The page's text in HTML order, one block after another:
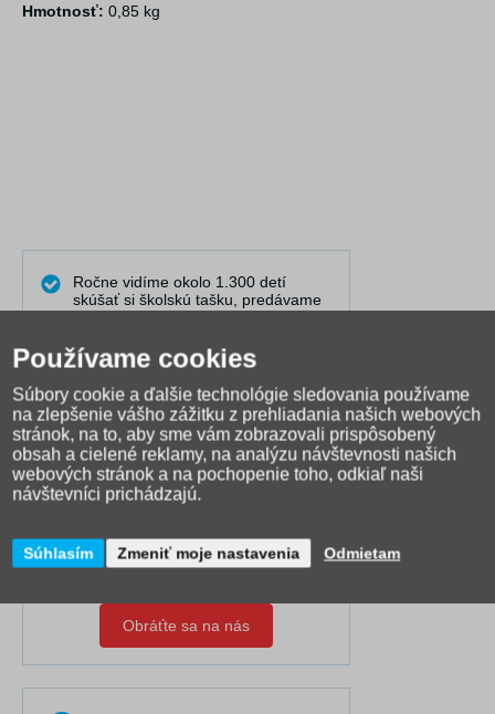
Hmotnosť: 0,85 kg
Ročne vidíme okolo 1.300 detí
skúšať si školskú tašku, predávame
Vďaka tomu VIEME, ako a komu
ktorá taška sedí na chrbte najlepšie.
Dokážeme Vám dobre poradiť aj na
diaľku.
Pravidelne publikujeme články do
našej poradne, kde riešime
najčastejšie problémy.
Máme najširší výber online a
Natáčame videá, ktoré Vám
pomáhajú pri výbere a rozhodovaní.
Obráťte sa na nás
Používame cookies
Súbory cookie a ďalšie technológie sledovania používame
na zlepšenie vášho zážitku z prehliadania našich webových
stránok, na to, aby sme vám zobrazovali prispôsobený
obsah a cielené reklamy, na analýzu návštevnosti našich
webových stránok a na pochopenie toho, odkiaľ naši
návštevníci prichádzajú.
Súhlasím Zmeniť moje nastavenia Odmietam